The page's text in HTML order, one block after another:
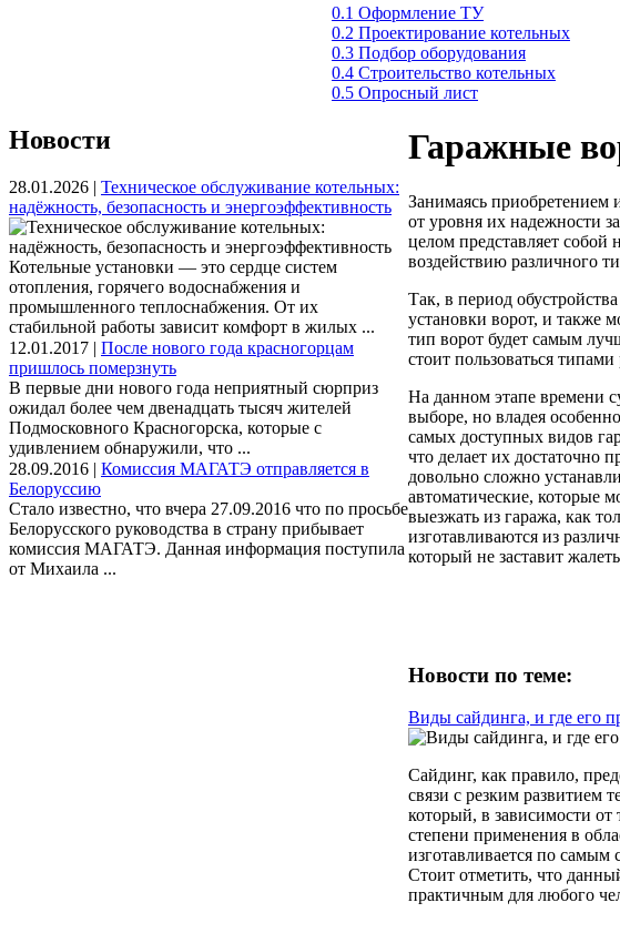
0.1 Оформление ТУ
0.2 Проектирование котельных
0.3 Подбор оборудования
0.4 Строительство котельных
0.5 Опросный лист
Новости
28.01.2026 | Техническое обслуживание котельных:
надёжность, безопасность и энергоэффективность
Котельные установки — это сердце систем
отопления, горячего водоснабжения и
промышленного теплоснабжения. От их
стабильной работы зависит комфорт в жилых ...
12.01.2017 | После нового года красногорцам
пришлось померзнуть
В первые дни нового года неприятный сюрприз
ожидал более чем двенадцать тысяч жителей
Подмосковного Красногорска, которые с
удивлением обнаружили, что ...
28.09.2016 | Комиссия МАГАТЭ отправляется в
Белоруссию
Стало известно, что вчера 27.09.2016 что по просьбе
Белорусского руководства в страну прибывает
комиссия МАГАТЭ. Данная информация поступила
от Михаила ...
Гаражные
Занимаясь приобретением
от уровня их надежности
целом представляет собой
воздействию различного
Так, в период
установки ворот, и также
тип ворот будет самым
стоит пользоваться
На данном этапе времени
выборе, но владея
самых доступных видов
что делает их достаточно
довольно сложно
автоматические, которые
выезжать из гаража, как
изготавливаются из
который не заставит
Новости по теме:
Виды сайдинга, и где его
Сайдинг, как правило,
связи с резким развитием
который, в зависимости
степени применения в
изготавливается по самым
Стоит отметить, что
практичным для любого